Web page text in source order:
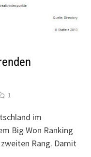
1
im
Big Won Ranking
Rang. Damit